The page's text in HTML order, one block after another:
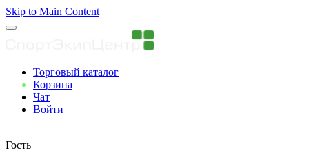
Skip to Main Content
Торговый каталог
Корзина
Чат
Войти
Гость